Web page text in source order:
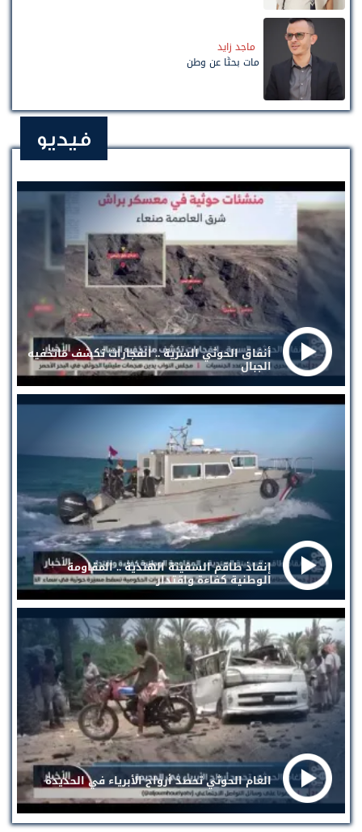
ماجد زايد
مات بحثًا عن وطن
فيديو
أنفاق الحوثي السرية .. انفجارات تكشف ماتخفيه
الجبال
إنقاذ طاقم السفينة الهندية .. المقاومة
الوطنية كفاءة واقتدار
الغام الحوثي تحصد أرواح الأبرياء في الحديدة